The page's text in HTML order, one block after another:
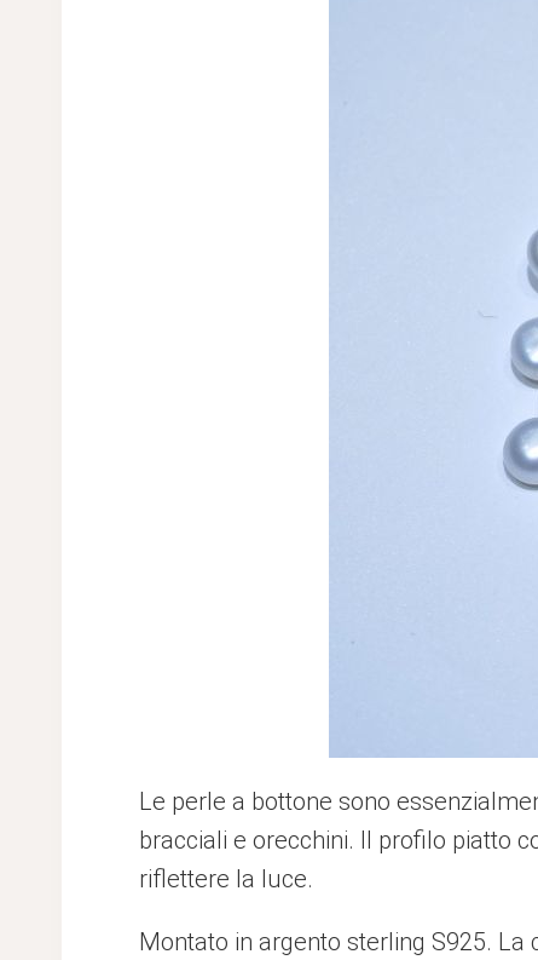
Le perle a bottone sono
bracciali e orecchini. Il profilo piatto
riflettere la luce.
Montato in argento sterling S925. La